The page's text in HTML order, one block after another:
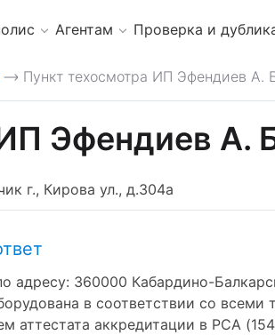
Агентам Проверка и
> Пункт техосмотра ИП Эфендиев А.
Эфендиев А.
г., Кирова ул., д.304а
адресу: 360000 Кабардино-
в соответствии со
аттестата аккредитации в РСА